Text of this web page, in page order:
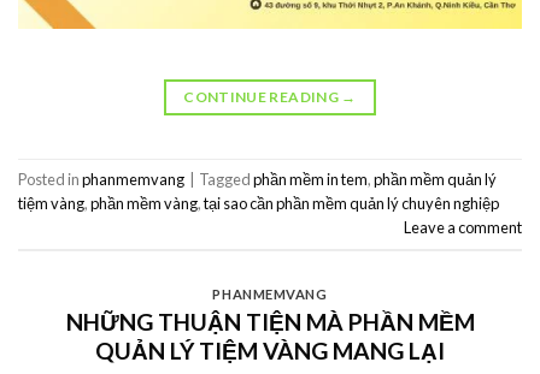
CONTINUE READING →
Posted inphanmemvang Taggedphần mềm in tem,phần mềm quản lý
tiệm vàng,phần mềm vàng,tại sao cần phần mềm quản lý chuyên nghiệp
Leave a comment
PHANMEMVANG
NHỮNG THUẬN TIỆN MÀ PHẦN MỀM
QUẢN LÝ TIỆM VÀNG MANG LẠI